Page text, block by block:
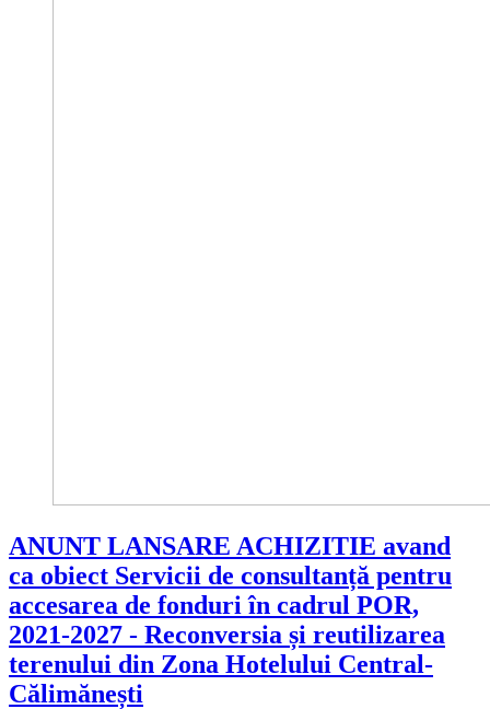
ANUNT LANSARE ACHIZITIE avand
ca obiect Servicii de consultanță pentru
accesarea de fonduri în cadrul POR,
2021-2027 - Reconversia și reutilizarea
terenului din Zona Hotelului Central-
Călimănești